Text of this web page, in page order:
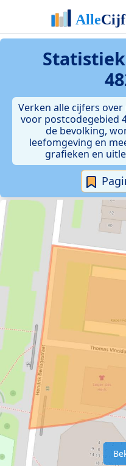
Verken alle cijfers
voor postcodegebied
de bevolking,
leefomgeving en
grafieken en